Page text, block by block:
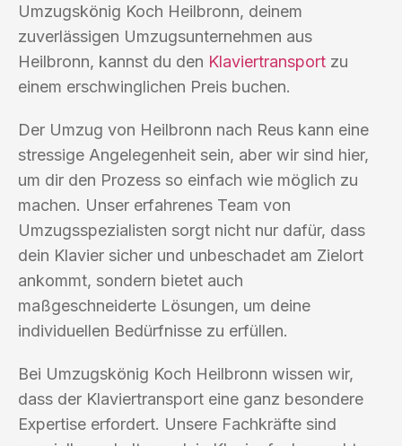
Umzugskönig Koch Heilbronn, deinem
zuverlässigen Umzugsunternehmen aus
Heilbronn, kannst du den Klaviertransport zu
einem erschwinglichen Preis buchen.
Der Umzug von Heilbronn nach Reus kann eine
stressige Angelegenheit sein, aber wir sind hier,
um dir den Prozess so einfach wie möglich zu
machen. Unser erfahrenes Team von
Umzugsspezialisten sorgt nicht nur dafür, dass
dein Klavier sicher und unbeschadet am Zielort
ankommt, sondern bietet auch
maßgeschneiderte Lösungen, um deine
individuellen Bedürfnisse zu erfüllen.
Bei Umzugskönig Koch Heilbronn wissen wir,
dass der Klaviertransport eine ganz besondere
Expertise erfordert. Unsere Fachkräfte sind